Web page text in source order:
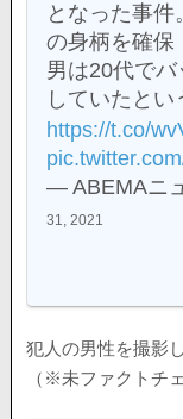
となった事
の身柄を確保
男は20代で
していたとい
https://t.co/
— ABEMAニ
31, 2021
犯人の男性を撮影
（※未ファクトチ